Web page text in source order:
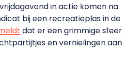
in actie komen na
bij een recreatieplas in de
dat er een grimmige sfeer
en vernielingen aan